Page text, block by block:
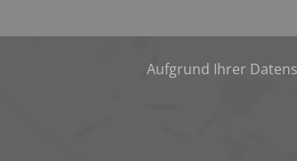
Aufgrund Ihrer